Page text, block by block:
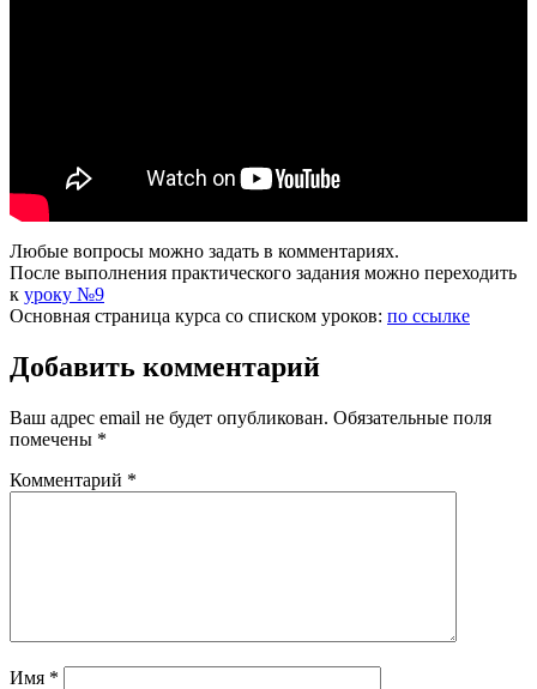
Любые вопросы можно задать в комментариях.
После выполнения практического задания можно переходить
к уроку №9
Основная страница курса со списком уроков: по ссылке
Добавить комментарий
Ваш адрес email не будет опубликован. Обязательные поля
помечены *
Комментарий *
Имя *